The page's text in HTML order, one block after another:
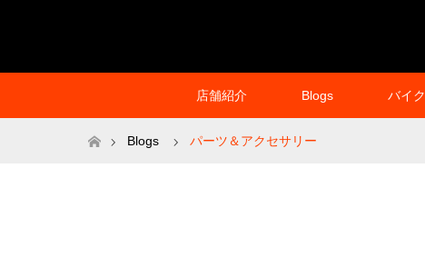
店舗紹介 Blogs バイク
ホームBlogs パーツ＆アクセサリー